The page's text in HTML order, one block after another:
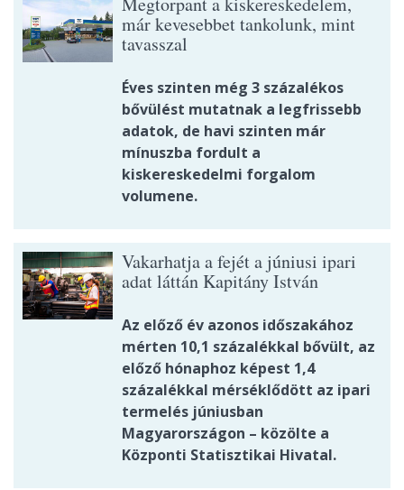
már kevesebbet tankolunk, mint
tavasszal
Éves szinten még 3 százalékos
bővülést mutatnak a legfrissebb
adatok, de havi szinten már
mínuszba fordult a
kiskereskedelmi forgalom
volumene.
Vakarhatja a fejét a júniusi ipari
adat láttán Kapitány István
Az előző év azonos időszakához
mérten 10,1 százalékkal bővült, az
előző hónaphoz képest 1,4
százalékkal mérséklődött az ipari
termelés júniusban
Magyarországon – közölte a
Központi Statisztikai Hivatal.